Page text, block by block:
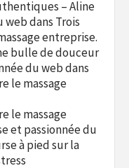
– Aline
webdans Trois
entreprise.
bulle de douceur
du webdans
le massage
le massage
et passionnée du
à pied sur la